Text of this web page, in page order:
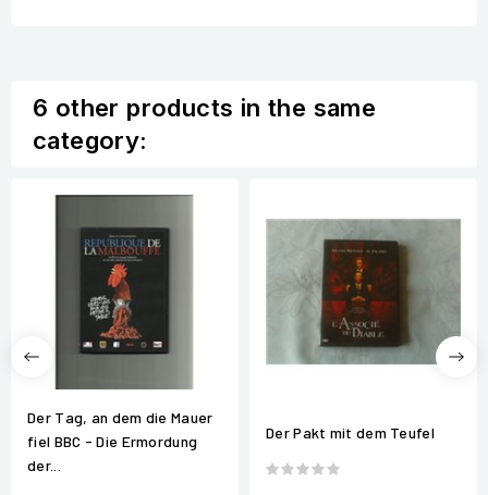
6 other products in the same
category:
Der Tag, an dem die Mauer
fiel BBC - Die Ermordung
der...
Der Pakt mit dem Teufel